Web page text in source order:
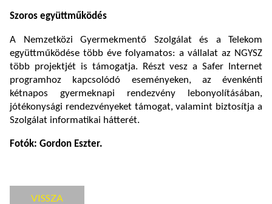
Szoros együttműködés
A Nemzetközi Gyermekmentő Szolgálat és a Telekom
együttműködése több éve folyamatos: a vállalat az NGYSZ
több projektjét is támogatja. Részt vesz a Safer Internet
programhoz kapcsolódó eseményeken, az évenkénti
kétnapos gyermeknapi rendezvény lebonyolításában,
jótékonysági rendezvényeket támogat, valamint biztosítja a
Szolgálat informatikai hátterét.
Fotók: Gordon Eszter.
VISSZA